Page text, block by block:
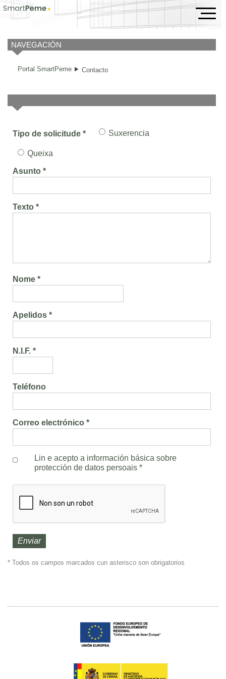
Contacto
NAVEGACIÓN
Portal SmartPeme Contacto
Tipo de solicitude * Suxerencia
Queixa
Asunto *
Texto *
Nome *
Apelidos *
N.I.F. *
Teléfono
Correo electrónico *
Lin e acepto a información básica sobre
protección de datos persoais *
* Todos os campos marcados cun asterisco son obrigatorios